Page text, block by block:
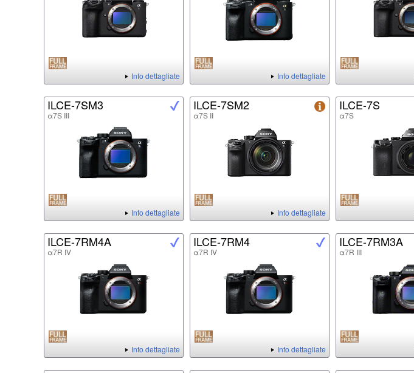
Info dettagliate Info dettagliate
ILCE-7SM3
α7S III
Info dettagliate
ILCE-7SM2
α7S II
Info dettagliate
ILCE-7S
α7S
ILCE-7RM4A
α7R IV
Info dettagliate
ILCE-7RM4
α7R IV
Info dettagliate
ILCE-7RM3A
α7R III